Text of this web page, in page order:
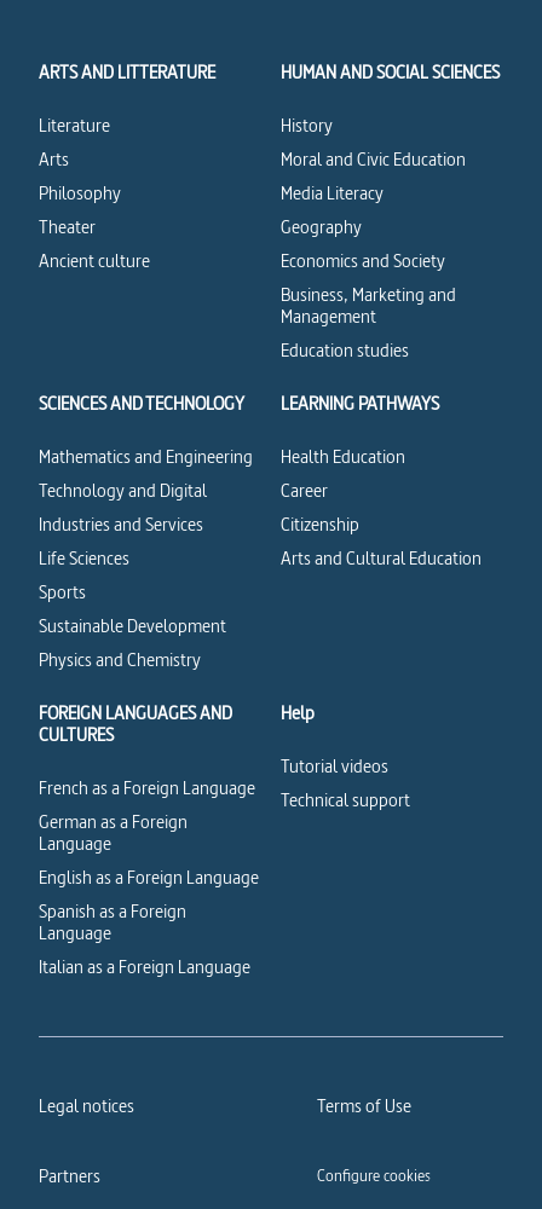
ARTS AND LITTERATURE
Literature
Arts
Philosophy
Theater
Ancient culture
HUMAN AND SOCIAL SCIENCES
History
Moral and Civic Education
Media Literacy
Geography
Economics and Society
Business, Marketing and
Management
Education studies
SCIENCES AND TECHNOLOGY
Mathematics and Engineering
Technology and Digital
Industries and Services
Life Sciences
Sports
Sustainable Development
Physics and Chemistry
LEARNING PATHWAYS
Health Education
Career
Citizenship
Arts and Cultural Education
FOREIGN LANGUAGES AND
CULTURES
French as a Foreign Language
German as a Foreign
Language
English as a Foreign Language
Spanish as a Foreign
Language
Italian as a Foreign Language
Help
Tutorial videos
Technical support
Legal notices Terms of Use
Partners Configure cookies